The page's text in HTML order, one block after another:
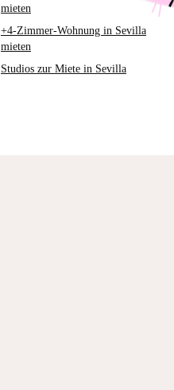
mieten
+4-Zimmer-Wohnung in Sevilla
mieten
Studios zur Miete in Sevilla